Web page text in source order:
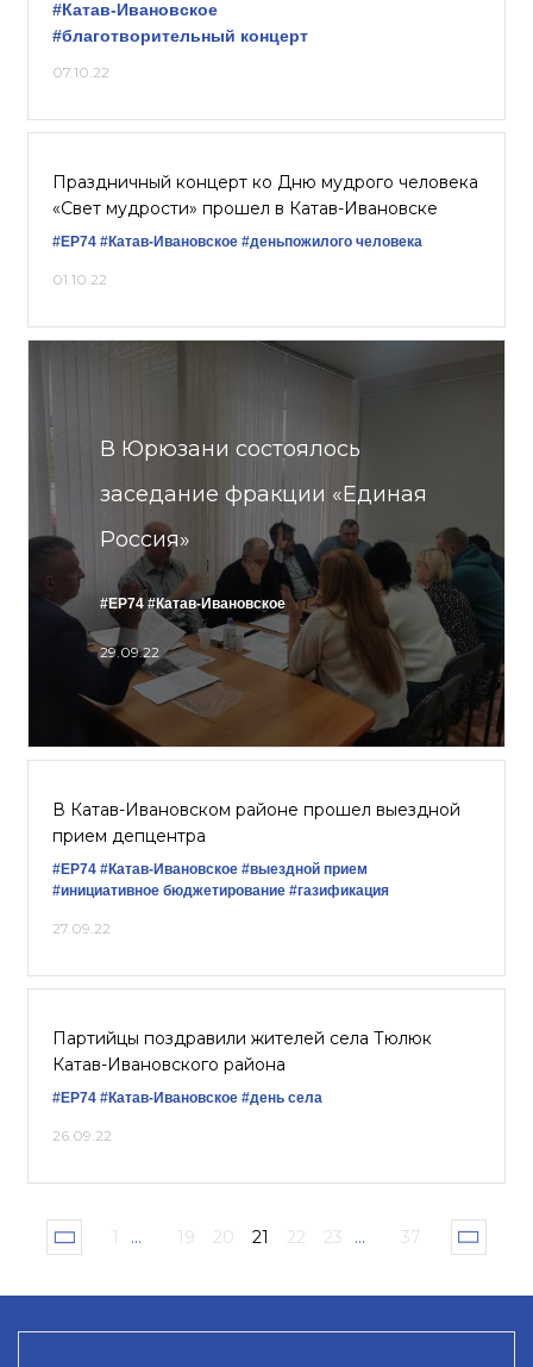
#Катав-Ивановское
#благотворительный концерт
07.10.22
Праздничный концерт ко Дню мудрого человека
«Свет мудрости» прошел в Катав-Ивановске
#ЕР74 #Катав-Ивановское #деньпожилого человека
01.10.22
В Юрюзани состоялось
заседание фракции «Единая
Россия»
#ЕР74 #Катав-Ивановское
29.09.22
В Катав-Ивановском районе прошел выездной
прием депцентра
#ЕР74 #Катав-Ивановское #выездной прием
#инициативное бюджетирование #газификация
27.09.22
Партийцы поздравили жителей села Тюлюк
Катав-Ивановского района
#ЕР74 #Катав-Ивановское #день села
26.09.22
1 ... 19 20 21 22 23 ... 37